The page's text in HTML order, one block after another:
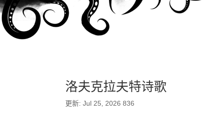
洛夫克拉夫特诗歌
更新: Jul 25, 2026 836